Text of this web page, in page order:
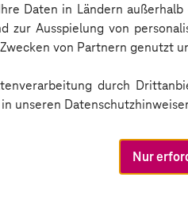
Daten in Ländern
zur Ausspielung von
von Partnern genutzt
durch
unseren
Nur